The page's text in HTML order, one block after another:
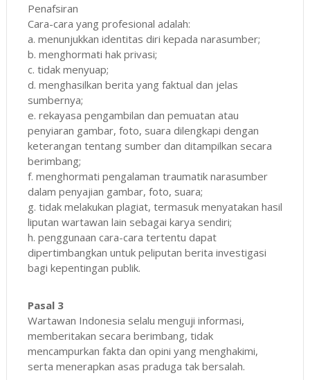
Penafsiran
Cara-cara yang profesional adalah:
a. menunjukkan identitas diri kepada narasumber;
b. menghormati hak privasi;
c. tidak menyuap;
d. menghasilkan berita yang faktual dan jelas
sumbernya;
e. rekayasa pengambilan dan pemuatan atau
penyiaran gambar, foto, suara dilengkapi dengan
keterangan tentang sumber dan ditampilkan secara
berimbang;
f. menghormati pengalaman traumatik narasumber
dalam penyajian gambar, foto, suara;
g. tidak melakukan plagiat, termasuk menyatakan hasil
liputan wartawan lain sebagai karya sendiri;
h. penggunaan cara-cara tertentu dapat
dipertimbangkan untuk peliputan berita investigasi
bagi kepentingan publik.
Pasal 3
Wartawan Indonesia selalu menguji informasi,
memberitakan secara berimbang, tidak
mencampurkan fakta dan opini yang menghakimi,
serta menerapkan asas praduga tak bersalah.